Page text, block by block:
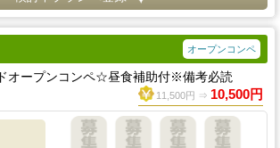
オープンコンペ
オープンコンペ☆昼食補助付※備考必読
11,500円 ⇒ 10,500円